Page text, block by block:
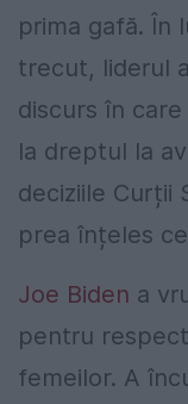
prima gafă. În
trecut, liderul
discurs în
la dreptul la
deciziile Curții
prea înțeles
Joe Biden a
pentru
femeilor. A